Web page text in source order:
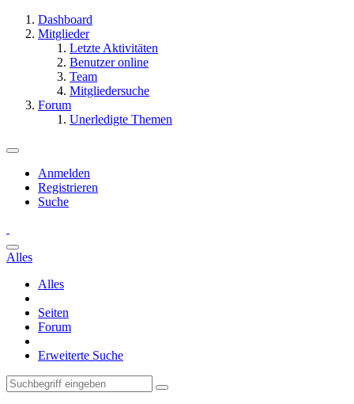
Dashboard
Mitglieder
Letzte Aktivitäten
Benutzer online
Team
Mitgliedersuche
Forum
Unerledigte Themen
Anmelden
Registrieren
Suche
Alles
Alles
Seiten
Forum
Erweiterte Suche